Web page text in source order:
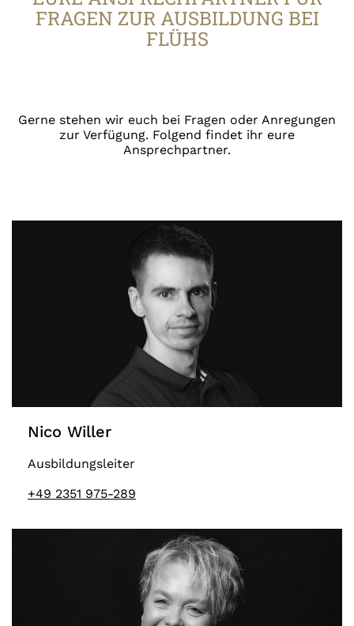
FRAGEN ZUR AUSBILDUNG BEI
FLÜHS
Gerne stehen wir euch bei Fragen oder Anregungen
zur Verfügung. Folgend findet ihr eure
Ansprechpartner.
Nico Willer
Ausbildungsleiter
+49 2351 975-289